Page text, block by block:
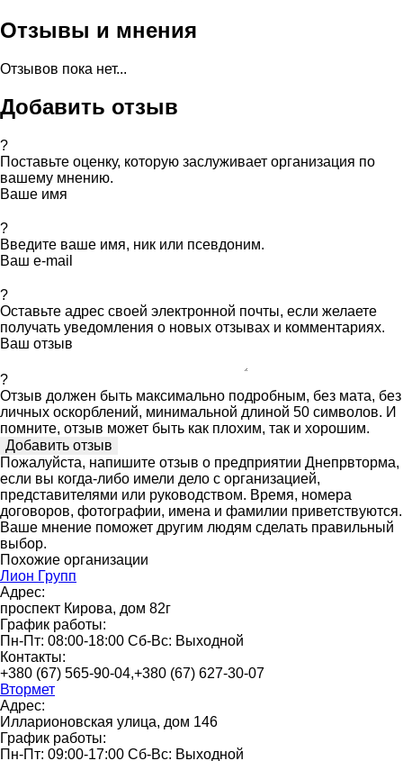
Отзывы и мнения
Отзывов пока нет...
Добавить отзыв
?
Поставьте оценку, которую заслуживает организация по
вашему мнению.
Ваше имя
?
Введите ваше имя, ник или псевдоним.
Ваш e-mail
?
Оставьте адрес своей электронной почты, если желаете
получать уведомления о новых отзывах и комментариях.
Ваш отзыв
?
Отзыв должен быть максимально подробным, без мата, без
личных оскорблений, минимальной длиной 50 символов. И
помните, отзыв может быть как плохим, так и хорошим.
Пожалуйста, напишите отзыв о предприятии Днепрвторма,
если вы когда-либо имели дело с организацией,
представителями или руководством. Время, номера
договоров, фотографии, имена и фамилии приветствуются.
Ваше мнение поможет другим людям сделать правильный
выбор.
Похожие организации
Лион Групп
Адрес:
проспект Кирова, дом 82г
График работы:
Пн-Пт: 08:00-18:00 Сб-Вс: Выходной
Контакты:
+380 (67) 565-90-04,+380 (67) 627-30-07
Втормет
Адрес:
Илларионовская улица, дом 146
График работы:
Пн-Пт: 09:00-17:00 Сб-Вс: Выходной